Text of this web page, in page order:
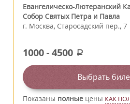
Евангелическо-Лютеранский
Собор Святых Петра и Павла
г. Москва, Старосадский пер., 7
1000-4500 a
Выбрать
Показаны полные цены КАК